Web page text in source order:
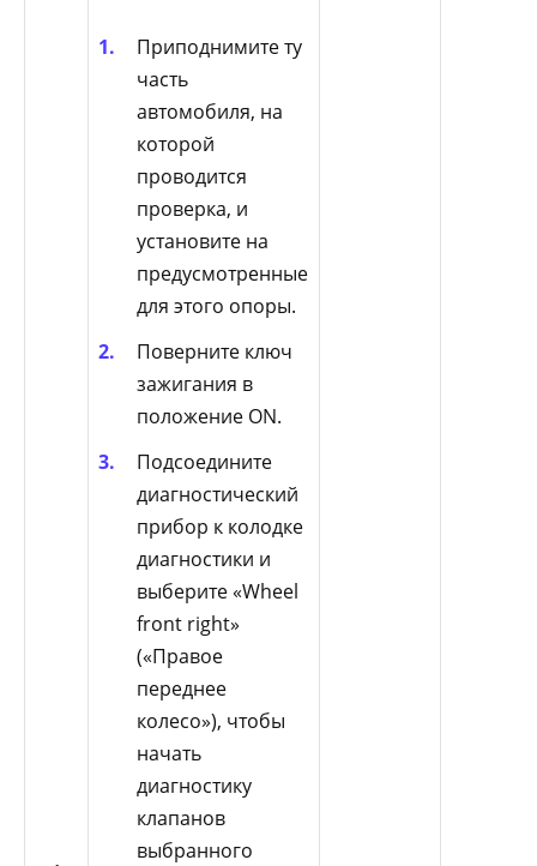
Приподнимите ту
часть
автомобиля, на
которой
проводится
проверка, и
установите на
предусмотренные
для этого опоры.
Поверните ключ
зажигания в
положение ON.
Подсоедините
диагностический
прибор к колодке
диагностики и
выберите «Wheel
front right»
(«Правое
переднее
колесо»), чтобы
начать
диагностику
клапанов
выбранного